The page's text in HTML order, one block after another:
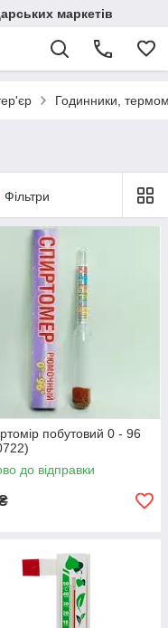
маркетів
Годинники,
Фільтри
побутовий 0 - 96
до відправки